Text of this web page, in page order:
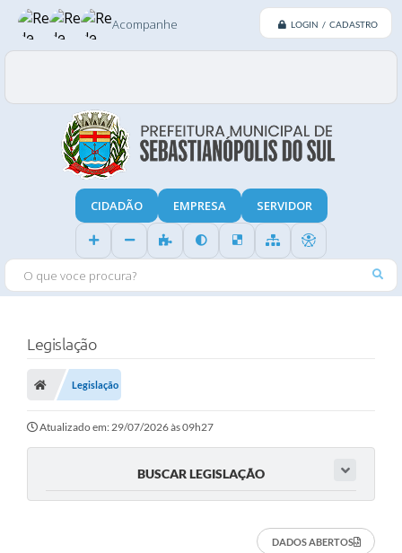
LOGIN / CADASTRO
O QUE VOCE PROCURA?
Acompanhe
CIDADÃO EMPRESA SERVIDOR
Legislação
Legislação
Atualizado em: 29/07/2026 às 09h27
BUSCAR LEGISLAÇÃO
DADOS ABERTOS